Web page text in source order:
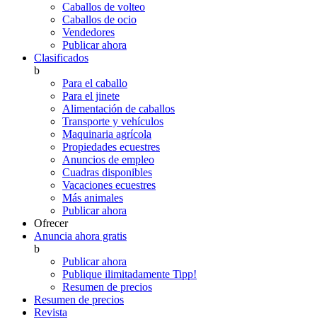
Caballos de volteo
Caballos de ocio
Vendedores
Publicar ahora
Clasificados
b
Para el caballo
Para el jinete
Alimentación de caballos
Transporte y vehículos
Maquinaria agrícola
Propiedades ecuestres
Anuncios de empleo
Cuadras disponibles
Vacaciones ecuestres
Más animales
Publicar ahora
Ofrecer
Anuncia ahora gratis
b
Publicar ahora
Publique ilimitadamente Tipp!
Resumen de precios
Resumen de precios
Revista